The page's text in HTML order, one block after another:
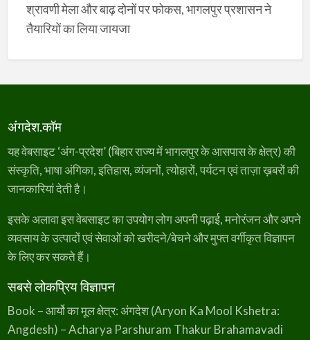
श्रावणी मेला और बाढ़ दोनों पर फोकस, भागलपुर प्रशासन ने
तैयारियों का लिया जायजा
अंगदेश.कॉम
यह वेबसाइट ‘अंग-प्रदेश’ (बिहार राज्य में भागलपुर के आसपास के क्षेत्र) की
संस्कृति, भाषा अंगिका, इतिहास, व्यंजनों, त्योहारों, पर्यटन एवं ताज़ा ख़बरों की
जानकारियां देती है।
इसके अलावा इस वेबसाइट का उपयोग लोग अपनी पढ़ाई, मनोरंजन और अपने
व्यवसाय के उत्पादों एवं सेवाओं को खरीदने/बेचने और मुफ्त वर्गीकृत विज्ञापन
के लिए कर सकते हैं।
सबसे लोकप्रिय विज्ञापन
Book – आर्यो का मूल क्षेत्र: अंगदेश (Aryon Ka Mool Kshetra:
Angdesh) – Acharya Parshuram Thakur Brahamavadi